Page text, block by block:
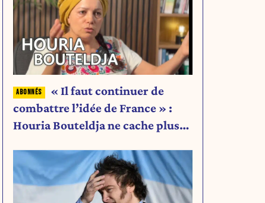
« Il faut continuer de
combattre l’idée de France » :
Houria Bouteldja ne cache plus